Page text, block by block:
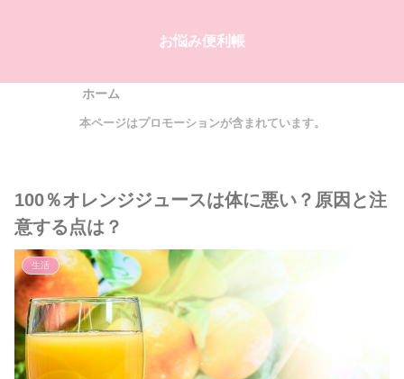
お悩み便利帳
ホーム
本ページはプロモーションが含まれています。
100％オレンジジュースは体に悪い？原因と注
意する点は？
生活